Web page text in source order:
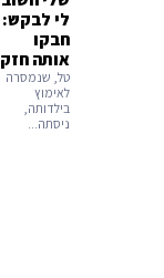
לי לבקש:
חבקו
אותה חזק
טל, שנמסרה
לאימוץ
בילדותה,
ניסתה...